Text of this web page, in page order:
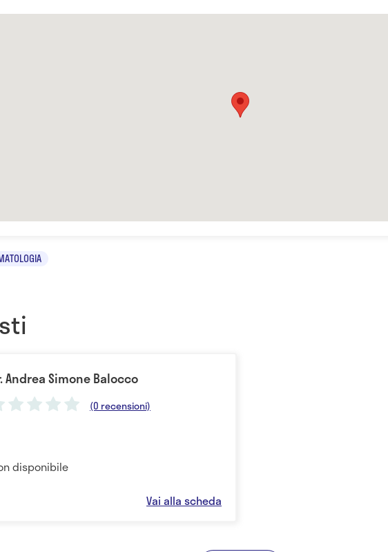
Andrea Simone Balocco
(0 recensioni)
disponibile
Vai alla scheda